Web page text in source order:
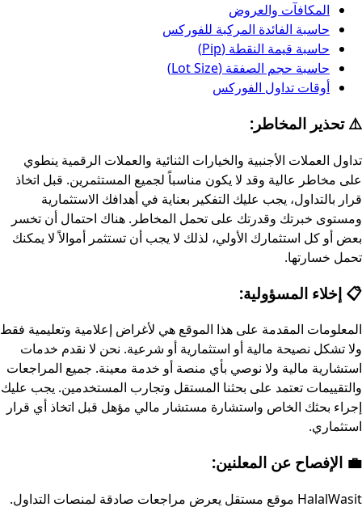
المكافآت والعروض
حاسبة الفائدة المركبة للفوركس
حاسبة قيمة النقطة (Pip)
حاسبة حجم الصفقة (Lot Size)
أوقات تداول الفوركس
⚠️ تحذير المخاطر:
تداول العملات الأجنبية والخيارات الثنائية والعملات الرقمية ينطوي
على مخاطر عالية وقد لا يكون مناسباً لجميع المستثمرين. قبل اتخاذ
قرار بالتداول، يجب عليك التفكير بعناية في أهدافك الاستثمارية
ومستوى خبرتك وقدرتك على تحمل المخاطر. هناك احتمال أن تخسر
بعض أو كل استثمارك الأولي، لذلك لا يجب أن تستثمر أموالاً لا يمكنك
تحمل خسارتها.
📋 إخلاء المسؤولية:
المعلومات المقدمة على هذا الموقع هي لأغراض إعلامية وتعليمية فقط
ولا تشكل نصيحة مالية أو استثمارية أو شرعية. نحن لا نقدم خدمات
استشارية مالية ولا نوصي بأي منصة أو خدمة معينة. جميع المراجعات
والتقييمات تعتمد على بحثنا المستقل وتجارب المستخدمين. يجب عليك
إجراء بحثك الخاص واستشارة مستشار مالي مؤهل قبل اتخاذ أي قرار
استثماري.
💼 الإفصاح عن المعلنين:
HalalWasit موقع مستقل يعرض مراجعات صادقة لمنصات التداول.